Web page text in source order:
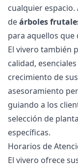
cualquier espacio.
deárboles
para aquellos que
El vivero también
calidad,
crecimiento de
asesoramiento
guiando a los
selección de
específicas.
Horarios de
El vivero ofrece